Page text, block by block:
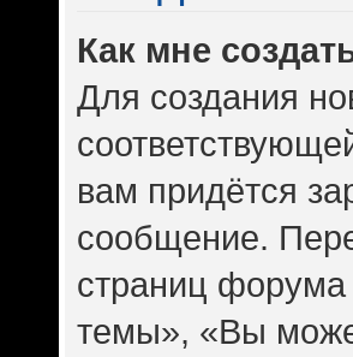
Как мне
Для создания
вам придётся
сообщение.
страниц
темы», «Вы